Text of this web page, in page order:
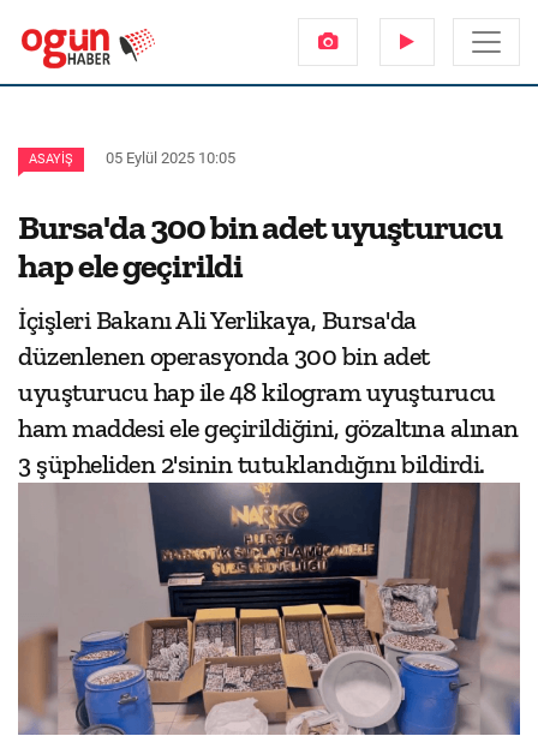
ASAYIŞ 05 Eylül 2025 10:05
Bursa'da 300 bin adet uyuşturucu
hap ele geçirildi
İçişleri Bakanı Ali Yerlikaya, Bursa'da
düzenlenen operasyonda 300 bin adet
uyuşturucu hap ile 48 kilogram uyuşturucu
ham maddesi ele geçirildiğini, gözaltına alınan
3 şüpheliden 2'sinin tutuklandığını bildirdi.